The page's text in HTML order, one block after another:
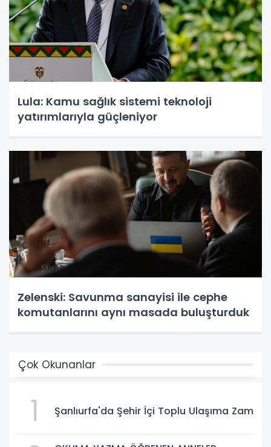
Lula: Kamu sağlık sistemi teknoloji
yatırımlarıyla güçleniyor
Zelenski: Savunma sanayisi ile cephe
komutanlarını aynı masada buluşturduk
Çok Okunanlar
1 Şanlıurfa'da Şehir İçi Toplu Ulaşıma Zam